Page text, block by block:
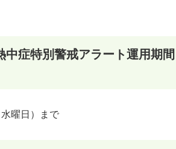
中症特別警戒アラート運用期
曜日）まで